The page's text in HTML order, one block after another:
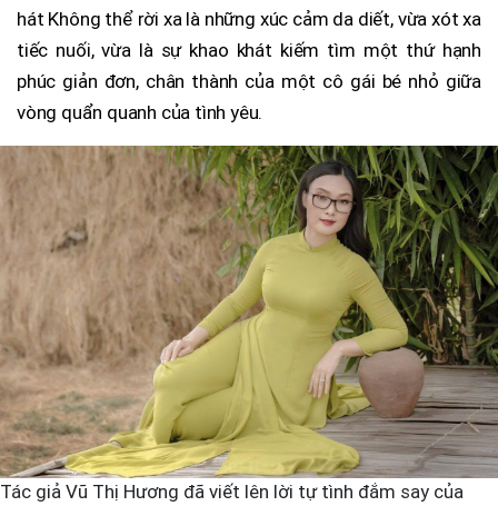
hát Không thể rời xa là những xúc cảm da diết, vừa xót xa
tiếc nuối, vừa là sự khao khát kiếm tìm một thứ hạnh
phúc giản đơn, chân thành của một cô gái bé nhỏ giữa
vòng quẩn quanh của tình yêu.
Tác giả Vũ Thị Hương đã viết lên lời tự tình đắm say của